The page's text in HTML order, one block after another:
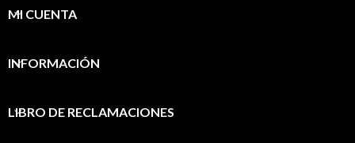
MI CUENTA
INFORMACIÓN
LIBRO DE RECLAMACIONES